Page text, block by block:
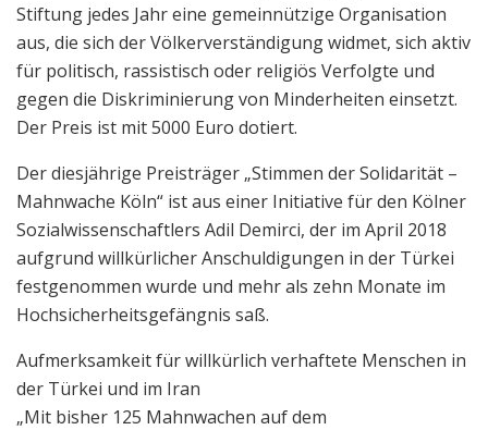
Stiftung jedes Jahr eine gemeinnützige Organisation
aus, die sich der Völkerverständigung widmet, sich aktiv
für politisch, rassistisch oder religiös Verfolgte und
gegen die Diskriminierung von Minderheiten einsetzt.
Der Preis ist mit 5000 Euro dotiert.
Der diesjährige Preisträger „Stimmen der Solidarität –
Mahnwache Köln“ ist aus einer Initiative für den Kölner
Sozialwissenschaftlers Adil Demirci, der im April 2018
aufgrund willkürlicher Anschuldigungen in der Türkei
festgenommen wurde und mehr als zehn Monate im
Hochsicherheitsgefängnis saß.
Aufmerksamkeit für willkürlich verhaftete Menschen in
der Türkei und im Iran
„Mit bisher 125 Mahnwachen auf dem